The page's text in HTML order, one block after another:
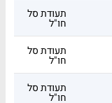
תעודת סל
חו"ל
תעודת סל
חו"ל
תעודת סל
חו"ל